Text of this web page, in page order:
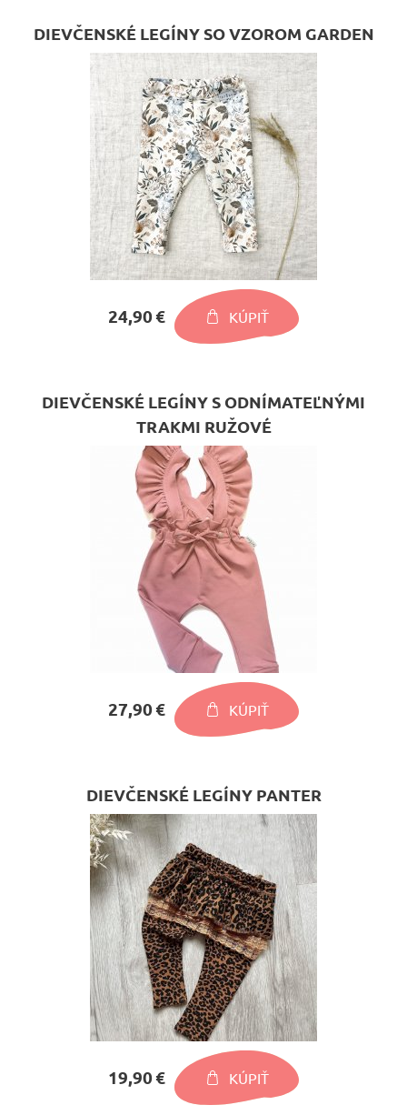
DIEVČENSKÉ LEGÍNY SO VZOROM GARDEN
24,90 € KÚPIŤ
DIEVČENSKÉ LEGÍNY S ODNÍMATEĽNÝMI
TRAKMI RUŽOVÉ
27,90 € KÚPIŤ
DIEVČENSKÉ LEGÍNY PANTER
19,90 € KÚPIŤ